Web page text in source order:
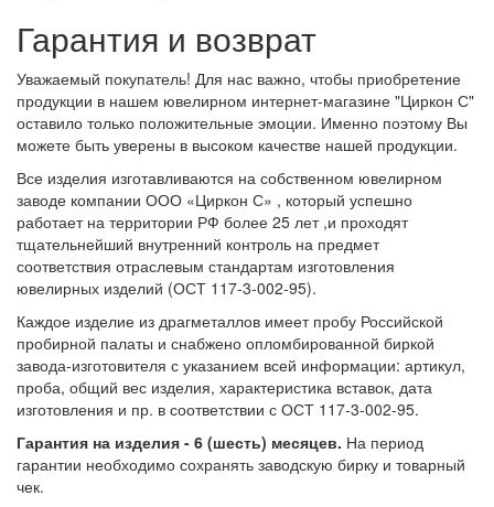
Гарантия и возврат
Уважаемый покупатель! Для нас важно, чтобы приобретение
продукции в нашем ювелирном интернет-магазине "Циркон С"
оставило только положительные эмоции. Именно поэтому Вы
можете быть уверены в высоком качестве нашей продукции.
Все изделия изготавливаются на собственном ювелирном
заводе компании ООО «Циркон С» , который успешно
работает на территории РФ более 25 лет ,и проходят
тщательнейший внутренний контроль на предмет
соответствия отраслевым стандартам изготовления
ювелирных изделий (ОСТ 117-3-002-95).
Каждое изделие из драгметаллов имеет пробу Российской
пробирной палаты и снабжено опломбированной биркой
завода-изготовителя с указанием всей информации: артикул,
проба, общий вес изделия, характеристика вставок, дата
изготовления и пр. в соответствии с ОСТ 117-3-002-95.
Гарантия на изделия - 6 (шесть) месяцев. На период
гарантии необходимо сохранять заводскую бирку и товарный
чек.